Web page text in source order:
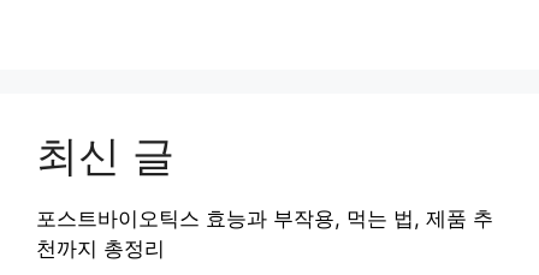
최신 글
포스트바이오틱스 효능과 부작용, 먹는 법, 제품 추
천까지 총정리